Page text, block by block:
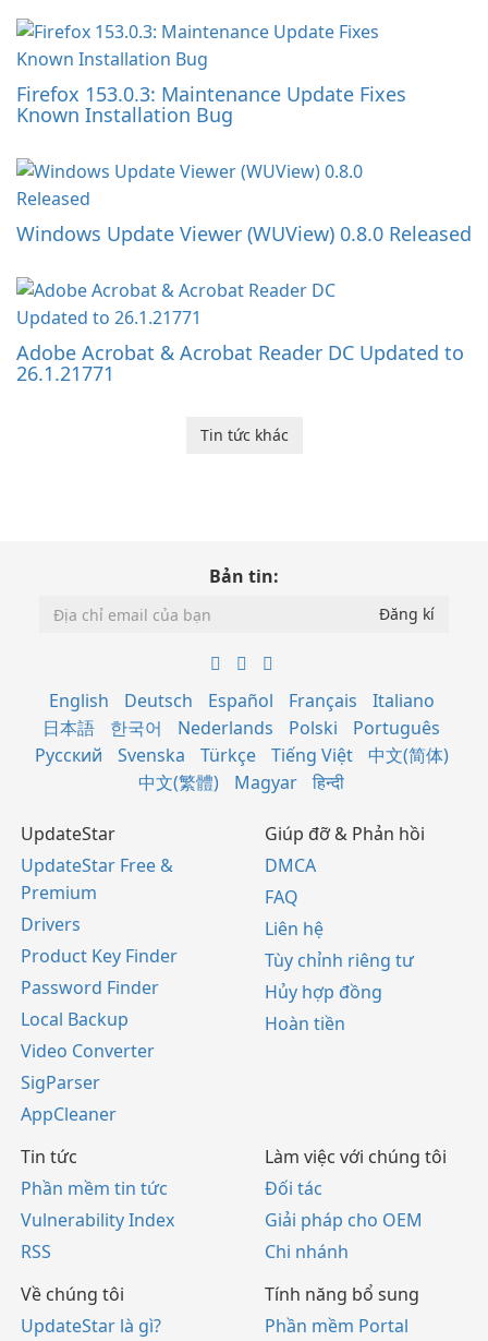
Firefox 153.0.3: Maintenance Update Fixes
Known Installation Bug
Windows Update Viewer (WUView) 0.8.0 Released
Adobe Acrobat & Acrobat Reader DC Updated to
26.1.21771
Tin tức khác
Bản tin:
English Deutsch Español Français
Italiano
日本語
한국어 Nederlands Polski
Português
Русский
Svenska Türkçe Tiếng Việt
中文(简体)
中文(繁體)
Magyar हिन्दी
UpdateStar
UpdateStar Free &
Premium
Drivers
Product Key Finder
Password Finder
Local Backup
Video Converter
SigParser
AppCleaner
Giúp đỡ & Phản hồi
DMCA
FAQ
Liên hệ
Tùy chỉnh riêng tư
Hủy hợp đồng
Hoàn tiền
Tin tức
Phần mềm tin tức
Vulnerability Index
RSS
Làm việc với chúng tôi
Đối tác
Giải pháp cho OEM
Chi nhánh
Về chúng tôi
UpdateStar là gì?
Tính năng bổ sung
Phần mềm Portal